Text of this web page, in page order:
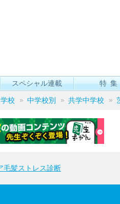
スペシャル連載 特
校 中学校別 共学中学校
毛髪ストレス診断